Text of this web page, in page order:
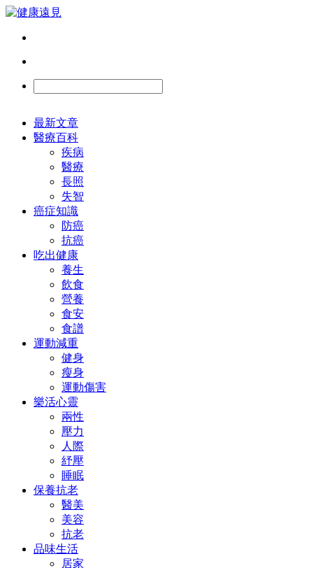
最新文章
醫療百科
疾病
醫療
長照
失智
癌症知識
防癌
抗癌
吃出健康
養生
飲食
營養
食安
食譜
運動減重
健身
瘦身
運動傷害
樂活心靈
兩性
壓力
人際
紓壓
睡眠
保養抗老
醫美
美容
抗老
品味生活
居家